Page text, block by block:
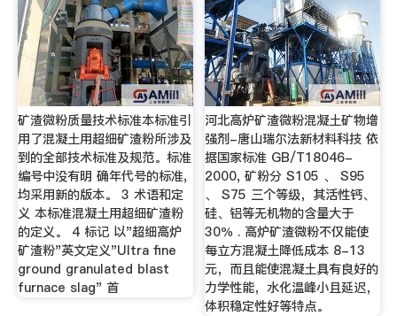
矿渣微粉质量技术标准本标准引
用了混凝土用超细矿渣粉所涉及
到的全部技术标准及规范。标准
编号中没有明 确年代号的标准,
均采用新的版本。 3 术语和定
义 本标准混凝土用超细矿渣粉
的定义。 4 标记 以"超细高炉
矿渣粉"英文定义"Ultra fine
ground granulated blast
furnace slag" 首
河北高炉矿渣微粉混凝土矿物增
强剂-唐山瑞尔法新材料科技 依
据国家标准 GB/T18046-
2000, 矿粉分 S105 、 S95
、 S75 三个等级，其活性钙、
硅、铝等无机物的含量大于
30％ . 高炉矿渣微粉不仅能使
每立方混凝土降低成本 8-13
元，而且能使混凝土具有良好的
力学性能，水化温峰小且延迟，
体积稳定性好等特点。